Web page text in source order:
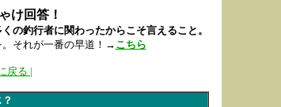
け回答！
の釣行者に関わったからこそ言えること。
それが一番の早道！→ こちら
戻る |